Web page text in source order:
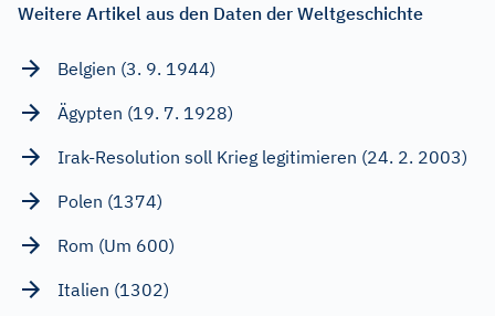
Weitere Artikel aus den Daten der Weltgeschichte
Belgien (3. 9. 1944)
Ägypten (19. 7. 1928)
Irak-Resolution soll Krieg legitimieren (24. 2. 2003)
Polen (1374)
Rom (Um 600)
Italien (1302)